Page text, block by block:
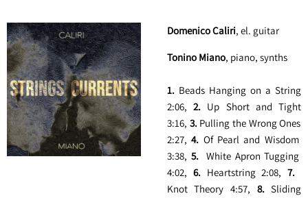
Domenico Caliri, el. guitar
Tonino Miano, piano, synths
1. Beads Hanging on a String
2:06,2. Up Short and Tight
3:16, 3. Pulling the Wrong Ones
2:27,4. Of Pearl and Wisdom
3:38, 5. White Apron Tugging
4:02, 6. Heartstring2:08,7.
Knot Theory 4:57, 8.Sliding